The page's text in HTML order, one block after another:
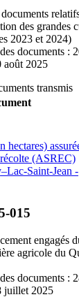
des grandes
2023 et 2024)
documents :
août 2025
transmis
hectares)
(ASREC)
Saint-Jean -
015
engagés
agricole du
documents :
juillet 2025